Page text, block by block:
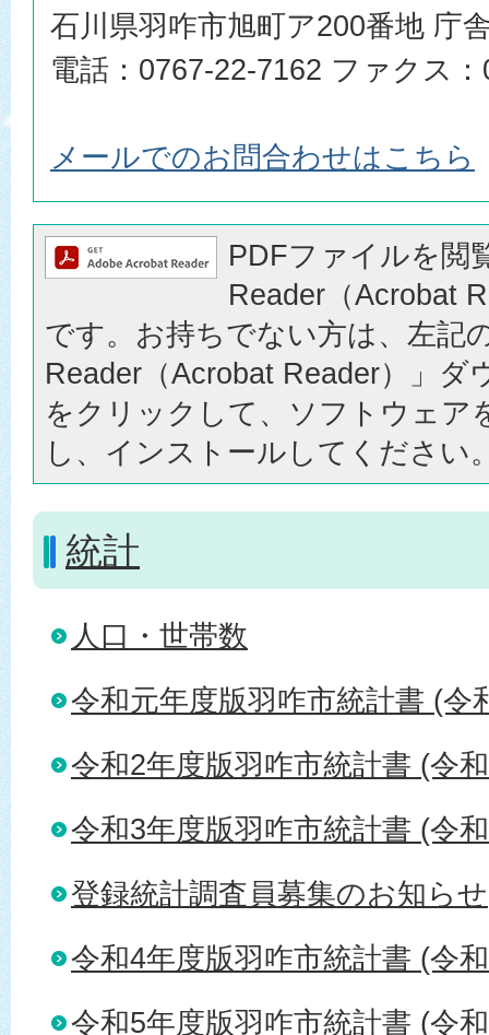
石川県羽咋市旭町ア200番地 庁
電話：0767-22-7162 ファクス
メールでのお問合わせはこちら
PDFファイルを閲
Reader（Acrobat
です。お持ちでない方は、左記
Reader（Acrobat Reader）」ダ
をクリックして、ソフトウェア
し、インストールしてください
統計
人口・世帯数
令和元年度版羽咋市統計書 (令
令和2年度版羽咋市統計書 (令
令和3年度版羽咋市統計書 (令
登録統計調査員募集のお知らせ
令和4年度版羽咋市統計書 (令
令和5年度版羽咋市統計書 (令